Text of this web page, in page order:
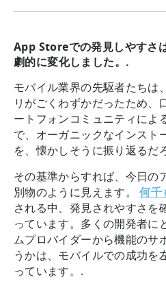
App Storeでの発見しやすさ
劇的に変化しました。.
モバイル業界の先駆者たちは
リがごくわずかだったため、
ートフォンコミュニティによ
で、オーガニックなインスト
を、懐かしそうに振り返るだ
その基準からすれば、今日の
別物のように見えます。何千
される中、発見されやすさを
っています。多くの開発者に
ムプロバイダーから機能のサ
うかは、モバイルでの成功を
っています。.